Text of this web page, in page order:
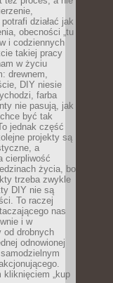
działać jak
obecności „tu
i codziennych
takiej pracy
w życiu
drewnem,
DIY niesie
farba
nie pasują, jak
być tak
jednak część
projekty są
a
cierpliwość
życia, bo
trzeba zwykle
DIY nie są
To raczej
nas
i w
od drobnych
odnowionej
„kup